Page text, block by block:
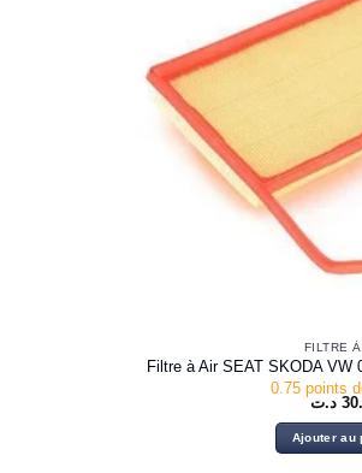
FILTRE
Filtre à Air SEAT SKODA VW
0.75 points
د.ت
Ajouter au